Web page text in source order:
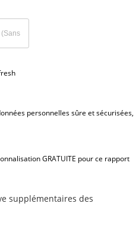
personnelles sûre et sécurisées,
GRATUITE pour ce rapport
supplémentaires des